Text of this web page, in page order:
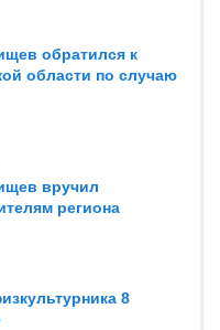
обратился к
области по случаю
вручил
региона
8